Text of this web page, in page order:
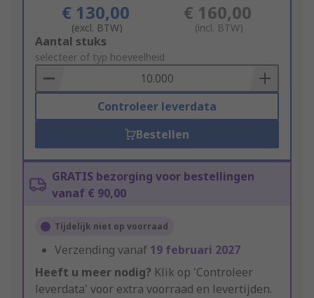
€ 130,00
(excl. BTW)
€ 160,00
(incl. BTW)
Add
to
Basket
Aantal stuks
selecteer of typ hoeveelheid
Controleer leverdata
Bestellen
GRATIS bezorging voor bestellingen
vanaf € 90,00
Tijdelijk niet op voorraad
Verzending vanaf 19 februari 2027
Heeft u meer nodig? Klik op 'Controleer
leverdata' voor extra voorraad en levertijden.